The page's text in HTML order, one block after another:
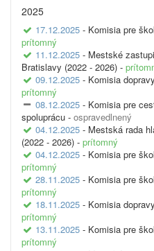
2025
17.12.2025 - Komisia pre
prítomný
11.12.2025 - Mestské
Bratislavy (2022 - 2026) -
09.12.2025 - Komisia
prítomný
08.12.2025 - Komisia pre
spoluprácu - ospravedlnený
04.12.2025 - Mestská rada
(2022 - 2026) - prítomný
04.12.2025 - Komisia pre
prítomný
28.11.2025 - Komisia pre
prítomný
18.11.2025 - Komisia
prítomný
13.11.2025 - Komisia pre
prítomný